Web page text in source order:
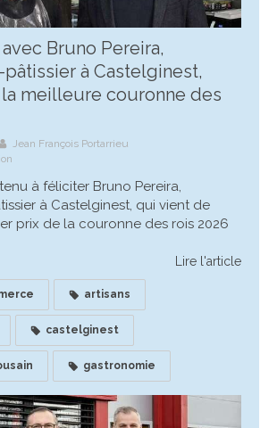
Bruno Pereira,
à Castelginest,
meilleure couronne des
Jean François Portarrieu
à féliciter Bruno Pereira,
à Castelginest, qui vient de
prix de la couronne des rois 2026
Lire l'article
artisans
castelginest
gastronomie